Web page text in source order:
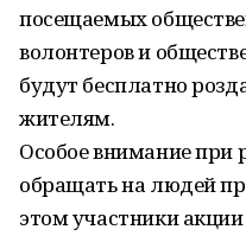
посещаемых
волонтеров и
будут бесплатно
жителям.
Особое внимание при
обращать на людей
этом участники